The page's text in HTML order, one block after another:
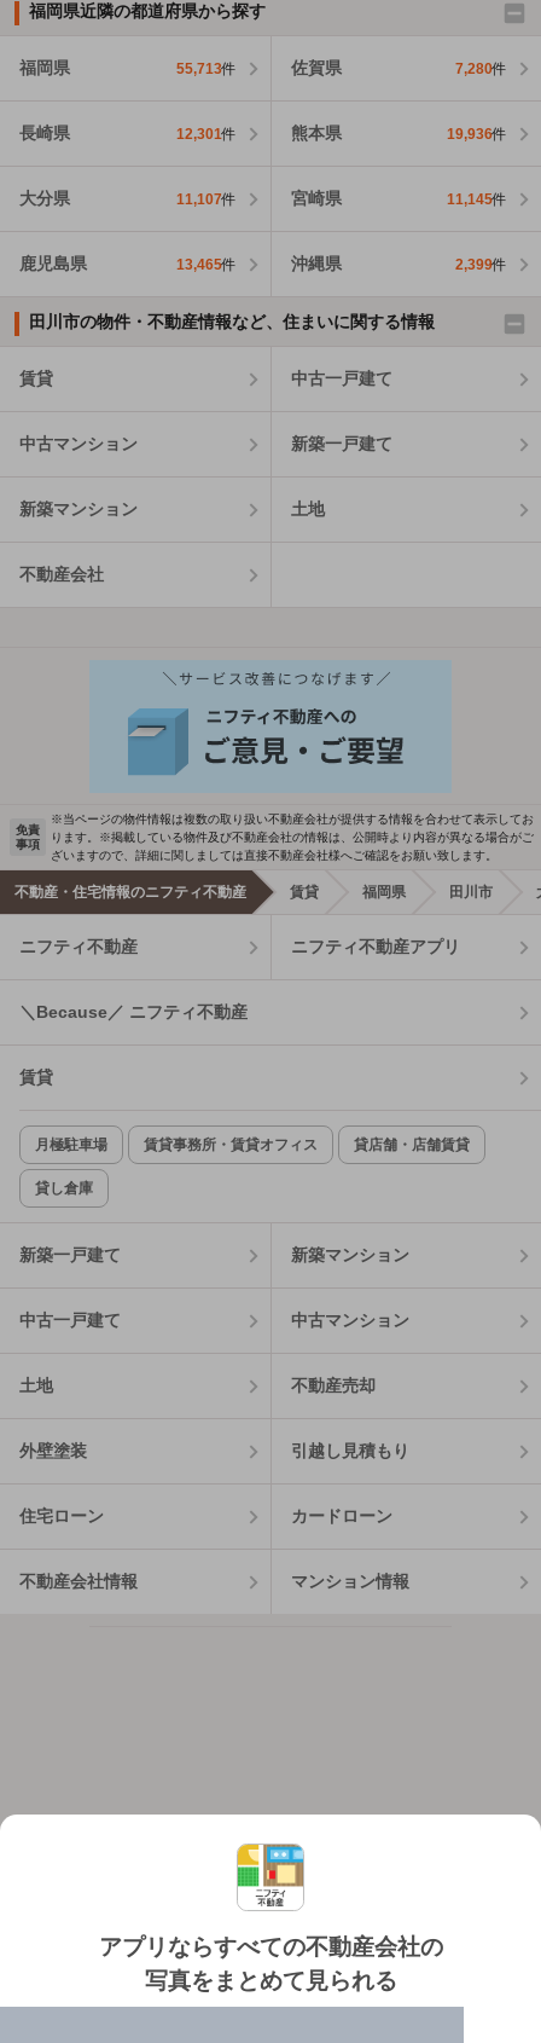
福岡県近隣の都道府県から探す
福岡県 55,713件 佐賀県 7,280件
長崎県 12,301件 熊本県 19,936件
大分県 11,107件 宮崎県 11,145件
鹿児島県 13,465件 沖縄県 2,399件
田川市の物件・不動産情報など、住まいに関する情報
賃貸 中古一戸建て
中古マンション 新築一戸建て
新築マンション 土地
不動産会社
アプリならすべての不動産会社の
写真をまとめて見られる
免責
事項
※当ページの物件情報は複数の取り扱い不動産会社が提供する情報を合わせて表示してお
ります。※掲載している物件及び不動産会社の情報は、公開時より内容が異なる場合がご
ざいますので、詳細に関しましては直接不動産会社様へご確認をお願い致します。
不動産・住宅情報のニフティ不動産 賃貸 福岡県 田川市
ニフティ不動産 ニフティ不動産アプリ
＼Because／ ニフティ不動産
賃貸
月極駐車場 賃貸事務所・賃貸オフィス 貸店舗・店舗賃貸
貸し倉庫
新築一戸建て 新築マンション
中古一戸建て 中古マンション
土地 不動産売却
外壁塗装 引越し見積もり
住宅ローン カードローン
不動産会社情報 マンション情報
個人情報保護ポリシー 利用規約